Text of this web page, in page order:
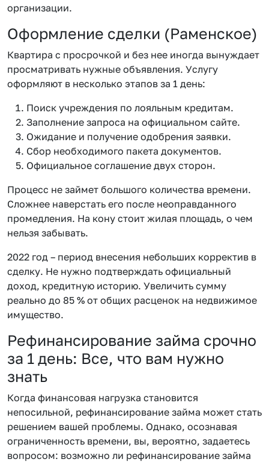
организации.
Оформление сделки (Раменское)
Квартира с просрочкой и без нее иногда вынуждает
просматривать нужные объявления. Услугу
оформляют в несколько этапов за 1 день:
Поиск учреждения по лояльным кредитам.
Заполнение запроса на официальном сайте.
Ожидание и получение одобрения заявки.
Сбор необходимого пакета документов.
Официальное соглашение двух сторон.
Процесс не займет большого количества времени.
Сложнее наверстать его после неоправданного
промедления. На кону стоит жилая площадь, о чем
нельзя забывать.
2022 год – период внесения небольших корректив в
сделку. Не нужно подтверждать официальный
доход, кредитную историю. Увеличить сумму
реально до 85 % от общих расценок на недвижимое
имущество.
Рефинансирование займа срочно
за 1 день: Все, что вам нужно
знать
Когда финансовая нагрузка становится
непосильной, рефинансирование займа может стать
решением вашей проблемы. Однако, осознавая
ограниченность времени, вы, вероятно, задаетесь
вопросом: возможно ли рефинансирование займа